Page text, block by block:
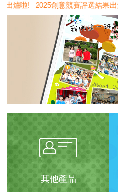
啦! 2025創意競賽評選結果出爐啦!
其他產品